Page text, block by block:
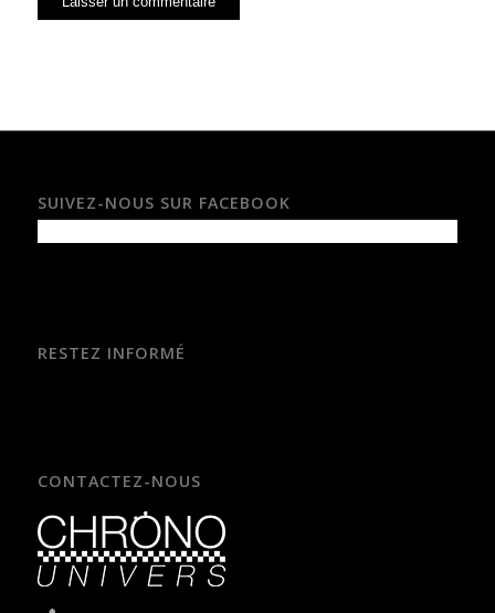
SUIVEZ-NOUS SUR FACEBOOK
RESTEZ INFORMÉ
CONTACTEZ-NOUS